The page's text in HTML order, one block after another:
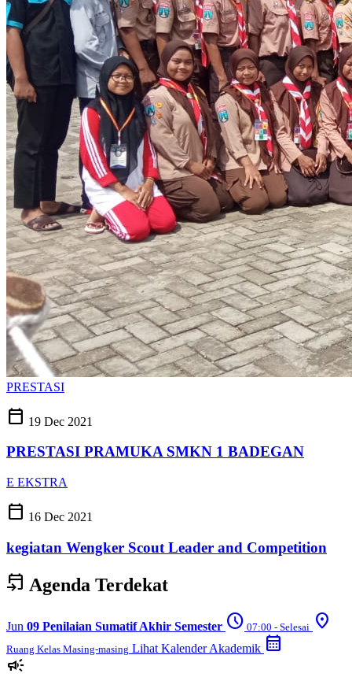
PRESTASI
calendar_today 19 Dec 2021
PRESTASI PRAMUKA SMKN 1 BADEGAN
E EKSTRA
calendar_today 16 Dec 2021
kegiatan Wengker Scout Leader and Competition
event_upcoming Agenda Terdekat
Jun 09 Penilaian Sumatif Akhir Semester schedule 07:00 - Selesai location_on
Ruang Kelas Masing-masing Lihat Kalender Akademik calendar_month
campaign